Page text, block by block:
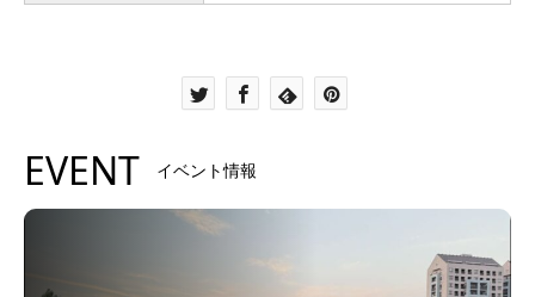
EVENT イベント情報